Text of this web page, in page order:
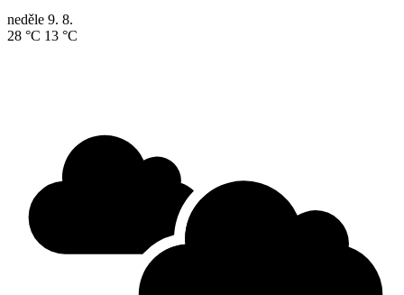
neděle 9. 8.
28 °C 13 °C